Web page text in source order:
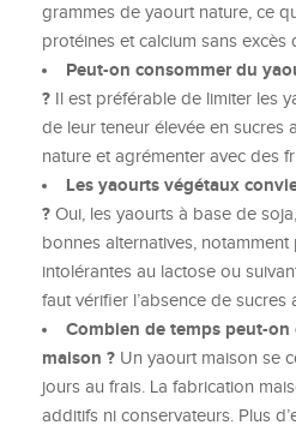
grammes de yaourt nature, ce
protéines et calcium sans excès
Peut-on consommer du
? Il est préférable de limiter les
de leur teneur élevée en sucres
nature et agrémenter avec des
Les yaourts végétaux
? Oui, les yaourts à base de
bonnes alternatives,
intolérantes au lactose ou
faut vérifier l’absence de sucres
Combien de temps peut-
maison ? Un yaourt maison se
jours au frais. La fabrication
additifs ni conservateurs. Plus